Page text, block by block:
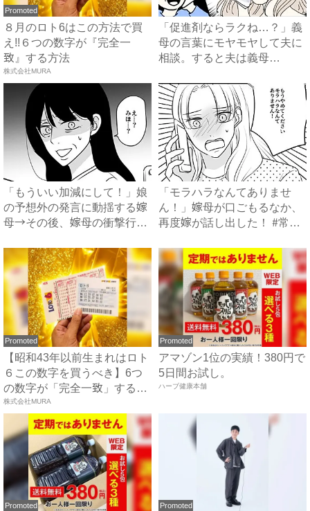
Promoted
８月のロト6はこの方法で買
え!!６つの数字が『完全一
致』する方法
株式会社MURA
「促進剤ならラクね…？」義
母の言葉にモヤモヤして夫に
相談。すると夫は義母
「もういい加減にして！」娘
の予想外の発言に動揺する嫁
母→その後、嫁母の衝撃行動
「モラハラなんてありませ
ん！」嫁母が口ごもるなか、
再度嫁が話し出した！ #常識
Promoted
【昭和43年以前生まれはロト
６この数字を買うべき】6つ
の数字が「完全一致」する
方...
株式会社MURA
Promoted
アマゾン1位の実績！380円で
5日間お試し。
ハーブ健康本舗
Promoted Promoted